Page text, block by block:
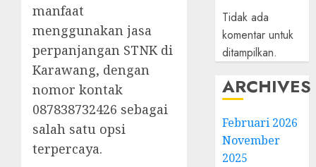
manfaat
menggunakan jasa
perpanjangan STNK di
Karawang, dengan
nomor kontak
087838732426 sebagai
salah satu opsi
terpercaya.
Tidak ada
komentar untuk
ditampilkan.
ARCHIVES
Februari 2026
November
2025